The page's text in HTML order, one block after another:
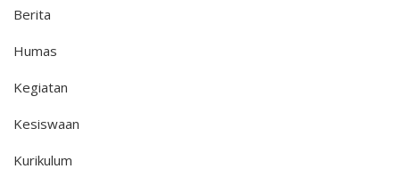
Berita
Humas
Kegiatan
Kesiswaan
Kurikulum